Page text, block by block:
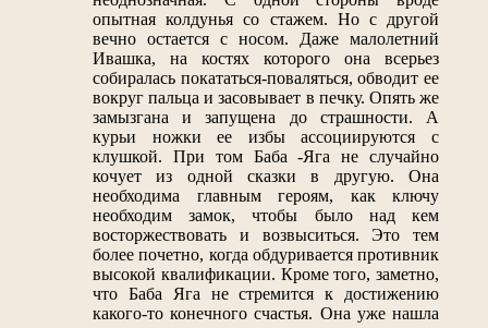
опытная колдунья со стажем. Но с другой
вечно остается с носом. Даже малолетний
Ивашка, на костях которого она всерьез
собиралась покататься-поваляться, обводит ее
вокруг пальца и засовывает в печку. Опять же
замызгана и запущена до страшности. А
курьи ножки ее избы ассоциируются с
клушкой. При том Баба -Яга не случайно
кочует из одной сказки в другую. Она
необходима главным героям, как ключу
необходим замок, чтобы было над кем
восторжествовать и возвыситься. Это тем
более почетно, когда обдуривается противник
высокой квалификации. Кроме того, заметно,
что Баба Яга не стремится к достижению
какого-то конечного счастья. Она уже нашла